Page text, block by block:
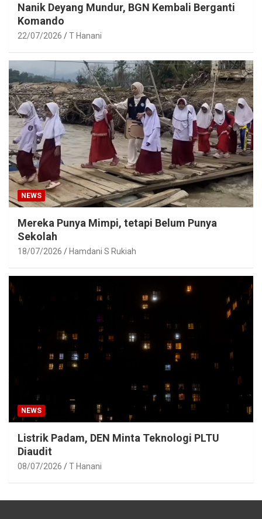
Nanik Deyang Mundur, BGN Kembali Berganti
Komando
22/07/2026 T Hanani
NEWS
Mereka Punya Mimpi, tetapi Belum Punya
Sekolah
18/07/2026 Hamdani S Rukiah
NEWS
Listrik Padam, DEN Minta Teknologi PLTU
Diaudit
08/07/2026 T Hanani